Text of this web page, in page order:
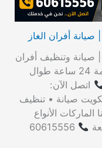
الكويت 24 ساعة | صيانة وتنظيف أفران
خدمة 24 ساعة طوال
اتصل الآن:
صيانة • تنظيف
خدماتنا الماركات الأنواع
60615556